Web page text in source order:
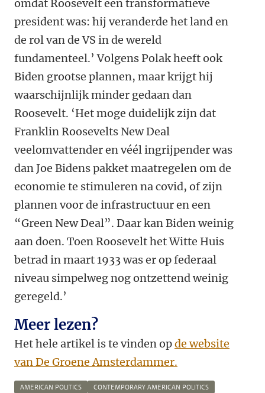
omdat Roosevelt een transformatieve
president was: hij veranderde het land en
de rol van de VS in de wereld
fundamenteel.’ Volgens Polak heeft ook
Biden grootse plannen, maar krijgt hij
waarschijnlijk minder gedaan dan
Roosevelt. ‘Het moge duidelijk zijn dat
Franklin Roosevelts New Deal
veelomvattender en véél ingrijpender was
dan Joe Bidens pakket maatregelen om de
economie te stimuleren na covid, of zijn
plannen voor de infrastructuur en een
“Green New Deal”. Daar kan Biden weinig
aan doen. Toen Roosevelt het Witte Huis
betrad in maart 1933 was er op federaal
niveau simpelweg nog ontzettend weinig
geregeld.’
Meer lezen?
Het hele artikel is te vinden opde website
van De Groene Amsterdammer.
AMERICAN POLITICS CONTEMPORARY AMERICAN POLITICS